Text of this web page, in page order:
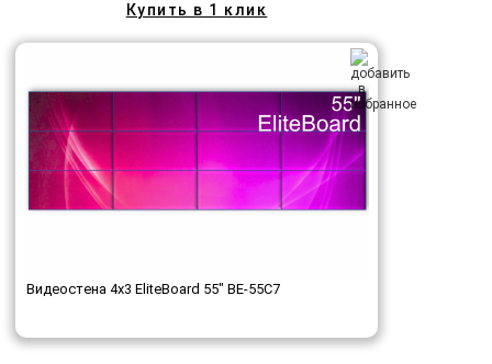
Купить в 1 клик
Видеостена 4x3 EliteBoard 55" BE-55C7